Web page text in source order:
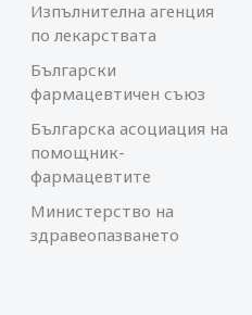
Изпълнителна агенция
по лекарствата
Български
фармацевтичен съюз
Българска асоциация на
помощник-
фармацевтите
Министерство на
здравеопазването